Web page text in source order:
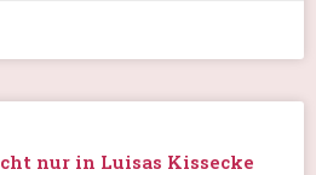
nur in Luisas Kissecke